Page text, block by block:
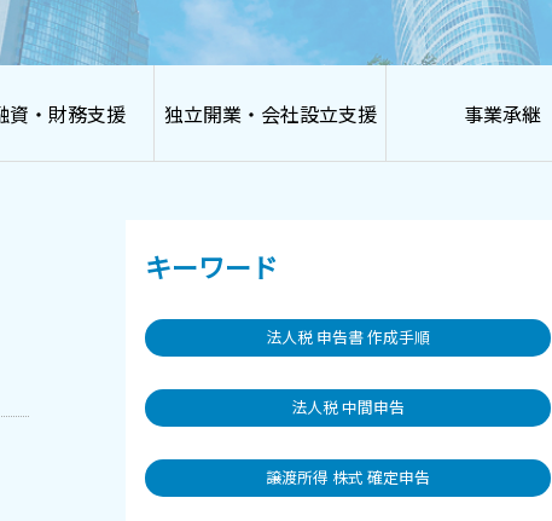
資・財務支援 独立開業・会社設立支援 事業承継
キーワード
法人税 申告書 作成手順
法人税 中間申告
譲渡所得 株式 確定申告